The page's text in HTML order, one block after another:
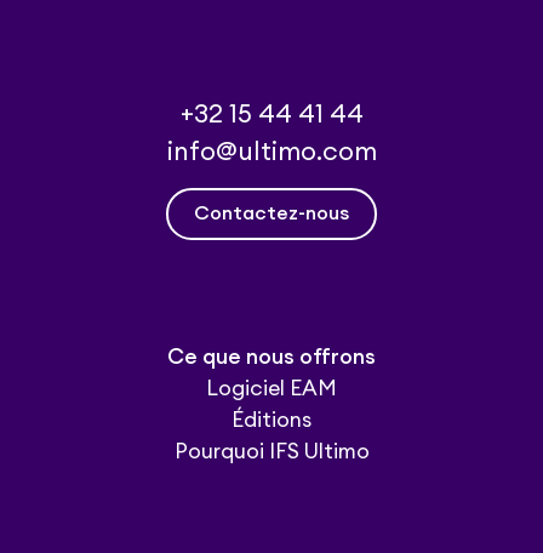
+32 15 44 41 44
info@ultimo.com
Contactez-nous
Ce que nous offrons
Logiciel EAM
Éditions
Pourquoi IFS Ultimo